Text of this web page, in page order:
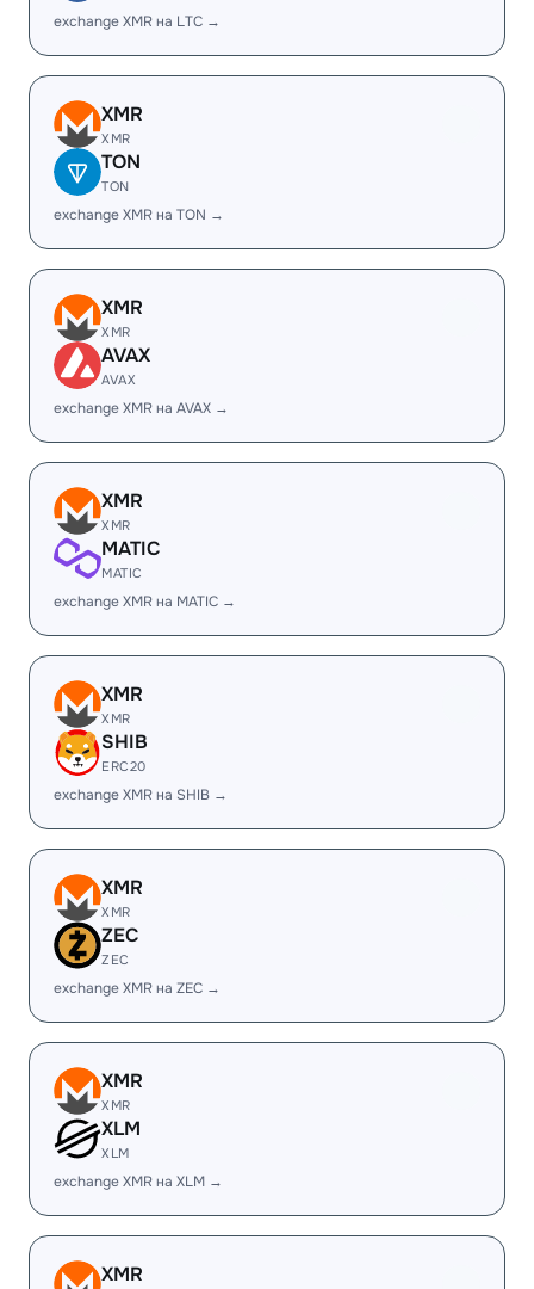
exchange XMR на LTC →
XMR
XMR
TON
TON
exchange XMR на TON →
XMR
XMR
AVAX
AVAX
exchange XMR на AVAX →
XMR
XMR
MATIC
MATIC
exchange XMR на MATIC →
XMR
XMR
SHIB
ERC20
exchange XMR на SHIB →
XMR
XMR
ZEC
ZEC
exchange XMR на ZEC →
XMR
XMR
XLM
XLM
exchange XMR на XLM →
XMR